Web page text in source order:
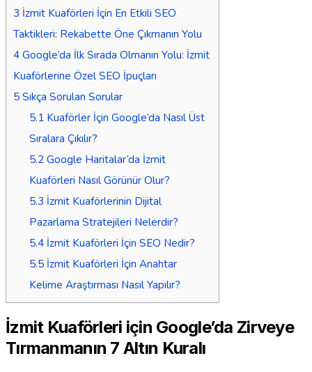
3 İzmit Kuaförleri İçin En Etkili SEO
Taktikleri: Rekabette Öne Çıkmanın Yolu
4 Google’da İlk Sırada Olmanın Yolu: İzmit
Kuaförlerine Özel SEO İpuçları
5 Sıkça Sorulan Sorular
5.1Kuaförler İçin Google’da Nasıl Üst
Sıralara Çıkılır?
5.2Google Haritalar’da İzmit
Kuaförleri Nasıl Görünür Olur?
5.3 İzmit Kuaförlerinin Dijital
Pazarlama Stratejileri Nelerdir?
5.4İzmit Kuaförleri İçin SEO Nedir?
5.5İzmit Kuaförleri İçin Anahtar
Kelime Araştırması Nasıl Yapılır?
İzmit Kuaförleri için Google’da Zirveye
Tırmanmanın 7 Altın Kuralı